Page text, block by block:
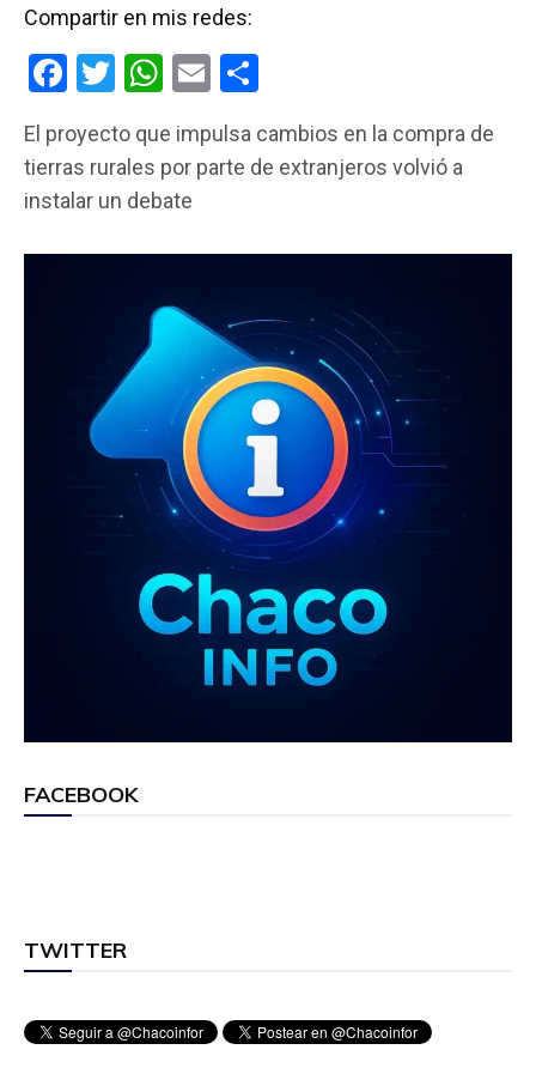
Compartir en mis redes:
F
ce
b
o
T
tt
er
W
at
s
p
p
E
ail m
p
tir
El proyecto que impulsa cambios en la compra de
tierras rurales por parte de extranjeros volvió a
instalar un debate
FACEBOOK
TWITTER